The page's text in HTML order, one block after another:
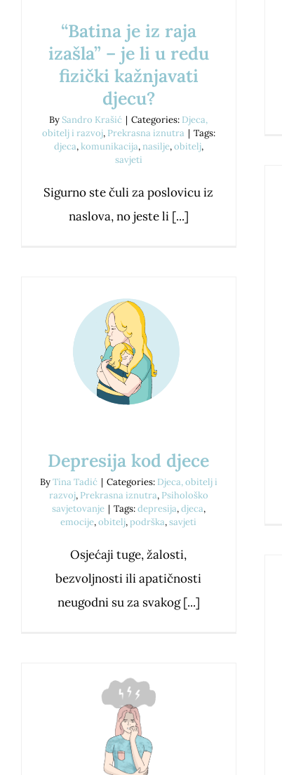
“Batina je iz raja
izašla” – je li u redu
fizički kažnjavati
djecu?
BySandro Krašić | Categories: Djeca,
obitelj i razvoj, Prekrasna iznutra | Tags:
djeca,komunikacija, nasilje,obitelj,
savjeti
Sigurno ste čuli za poslovicu iz
naslova, no jeste li [...]
Depresija kod djece
ByTina Tadić | Categories: Djeca, obitelj i
razvoj, Prekrasna iznutra, Psihološko
savjetovanje | Tags:depresija,djeca,
emocije,obitelj, podrška,savjeti
Osjećaji tuge, žalosti,
bezvoljnosti ili apatičnosti
neugodni su za svakog [...]